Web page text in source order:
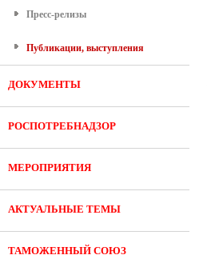
Пресс-релизы
Публикации, выступления
ДОКУМЕНТЫ
РОСПОТРЕБНАДЗОР
МЕРОПРИЯТИЯ
АКТУАЛЬНЫЕ ТЕМЫ
ТАМОЖЕННЫЙ СОЮЗ